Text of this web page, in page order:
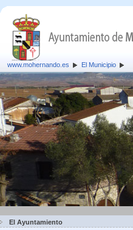
www.mohernando.es El Municipio
El Ayuntamiento